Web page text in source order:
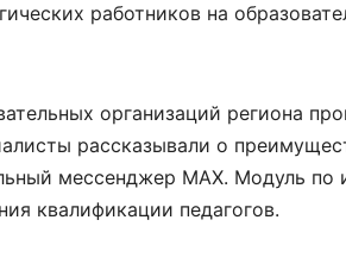
работников на
организаций региона
рассказывали о
мессенджер МАХ. Модуль по
квалификации педагогов.